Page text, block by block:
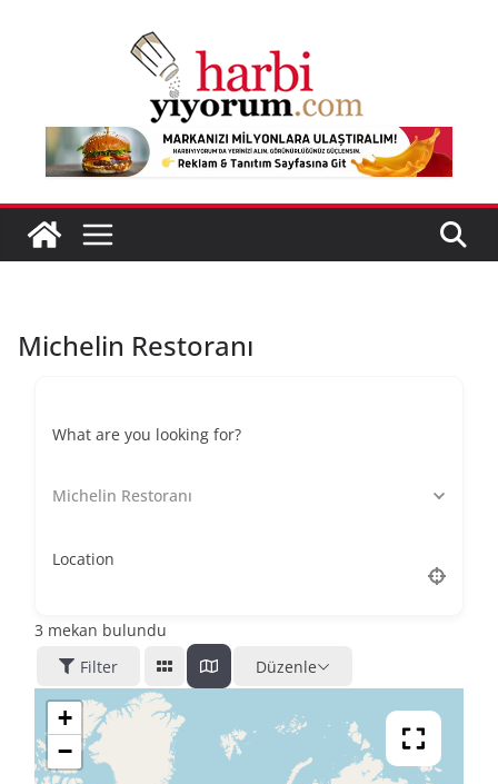
Michelin Restoranı
What are you looking for?
Michelin Restoranı
Location
3 mekan bulundu
Filter
Düzenle
+
−